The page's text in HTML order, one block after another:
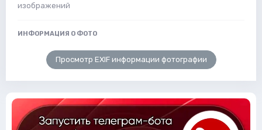
изображений
ИНФОРМАЦИЯ О ФОТО
Просмотр EXIF информации фотографии